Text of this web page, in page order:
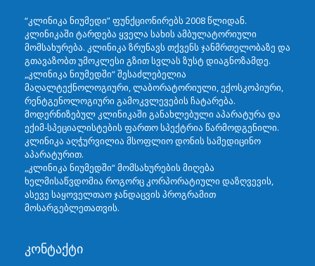
“კლინიკა ნიუმედი” ფუნქციონირებს 2008 წლიდან.
კლინიკაში ტარდება ყველა სახის ამბულატორიული
მომსახურება. კლინიკა ზრუნავს თქვენს ჯანმრთელობაზე და
გთავაზობთ უმოკლესი გზით სვლას ზუსტ დიაგნოზამდე.
„კლინიკა ნიუმედში“ შესაძლებელია
მაღალტექნოლოგიური, ლაბორატორიული, ექოსკოპიური,
რენტგენოლოგიური გამოკვლევების ჩატარება.
მოდერნიზებულ კლინიკაში განახლებული აპარატურა და
ექიმ-სპეციალისტების ფართო სპექტრია წარმოდგენილი.
კლინიკა აღჭურვილია მსოფლიო დონის სამედიცინო
აპარატურით.
„კლინიკა ნიუმედში“ მომსახურების მიღება
ხელმისაწვდომია როგორც კორპორატიული დაზღვევის,
ასევე საყოველთაო ჯანდაცვის პროგრამით
მოსარგებლეთათვის.
კონტაქტი